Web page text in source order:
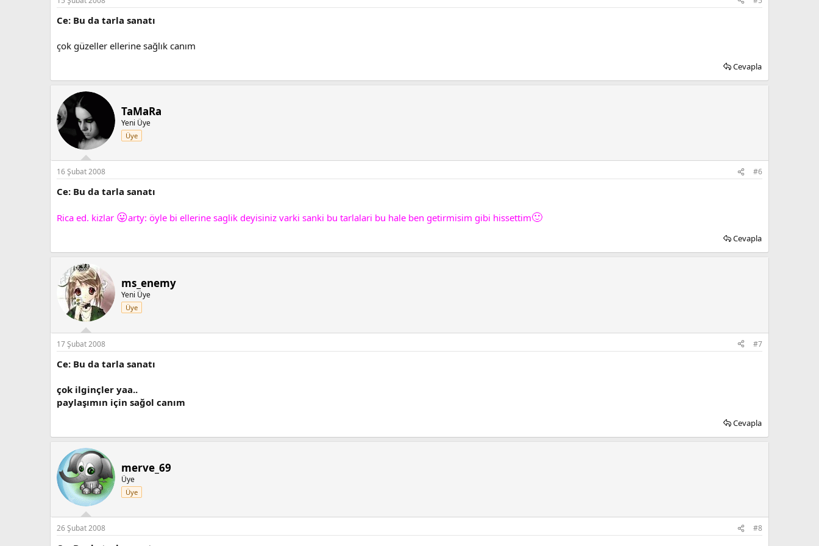
Ce: Bu da tarla sanatı
çok güzeller ellerine sağlık canım
Cevapla
TaMaRa
Yeni Üye
Üye
16 Şubat 2008 #6
Ce: Bu da tarla sanatı
Rica ed. kizlar 😛arty: öyle bi ellerine saglik deyisiniz varki sanki bu tarlalari bu hale ben getirmisim gibi hissettim🙂
Cevapla
ms_enemy
Yeni Üye
Üye
17 Şubat 2008 #7
Ce: Bu da tarla sanatı
çok ilginçler yaa..
paylaşımın için sağol canım
Cevapla
merve_69
Üye
Üye
26 Şubat 2008 #8